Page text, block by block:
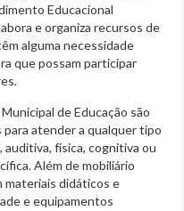
Educacional
e organiza recursos de
alguma necessidade
que possam participar
de Educação são
atender a qualquer tipo
auditiva, física, cognitiva ou
Além de mobiliário
materiais didáticos e
e equipamentos